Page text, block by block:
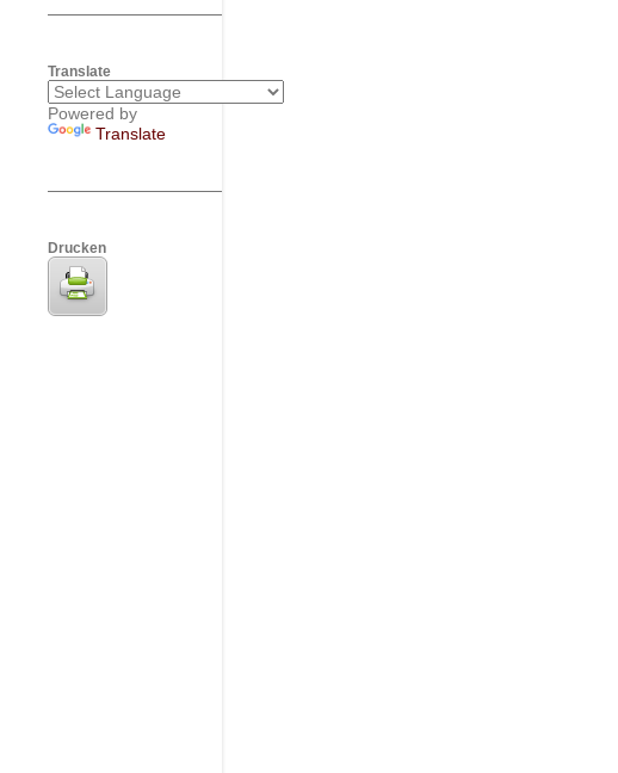
Translate
Powered by
Translate
Drucken